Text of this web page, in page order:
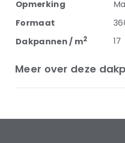
Opmerking
Formaat
Dakpannen / m2 17
Meer over deze